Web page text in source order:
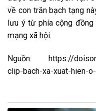
về con trăn bạch tạng
lưu ýtừ phíacộng đồng
mạng xã hội.
Nguồn: https://
clip-bach-xa-xuat-hien-